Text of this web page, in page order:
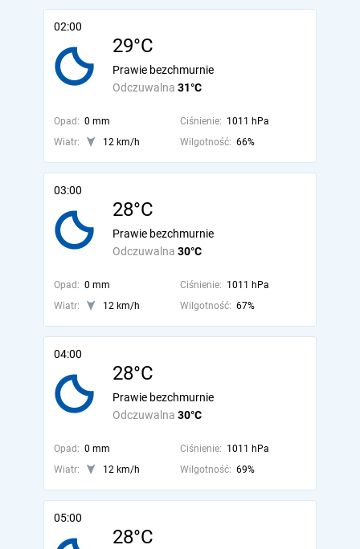
02:00
29°C
Odczuwalna 31°C
Prawie bezchmurnie
Opad: 0 mm Ciśnienie: 1011 hPa
Wiatr:
12 km/h Wilgotność: 66%
03:00
28°C
Odczuwalna 30°C
Prawie bezchmurnie
Opad: 0 mm Ciśnienie: 1011 hPa
Wiatr:
12 km/h Wilgotność: 67%
04:00
28°C
Odczuwalna 30°C
Prawie bezchmurnie
Opad: 0 mm Ciśnienie: 1011 hPa
Wiatr:
12 km/h Wilgotność: 69%
05:00
28°C